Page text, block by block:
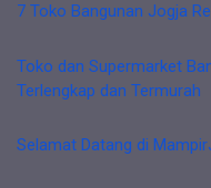
7 Toko Bangunan Jogja
Toko dan Supermarket
Terlengkap dan Termurah
Selamat Datang di